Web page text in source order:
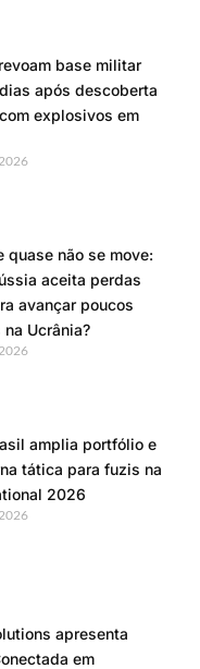
base militar
após descoberta
explosivos em
quase não se move:
aceita perdas
avançar poucos
Ucrânia?
amplia portfólio e
tática para fuzis na
2026
apresenta
em